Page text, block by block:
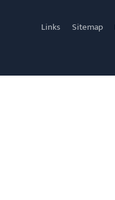
Links Sitemap